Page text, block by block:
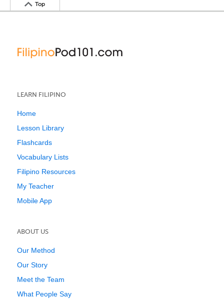
Top
LEARN FILIPINO
Home
Lesson Library
Flashcards
Vocabulary Lists
Filipino Resources
My Teacher
Mobile App
ABOUT US
Our Method
Our Story
Meet the Team
What People Say